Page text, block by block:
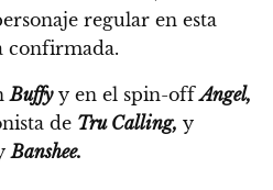
regular en esta
confirmada.
Buffyy en el spin-offAngel,
de Tru Calling, y
Banshee.